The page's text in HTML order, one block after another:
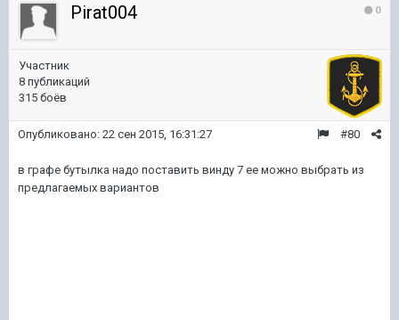
0
Pirat004
Участник
8 публикаций
315 боёв
#80
Опубликовано: 22 сен 2015, 16:31:27
в графе бутылка надо поставить винду 7 ее можно выбрать из
предлагаемых вариантов